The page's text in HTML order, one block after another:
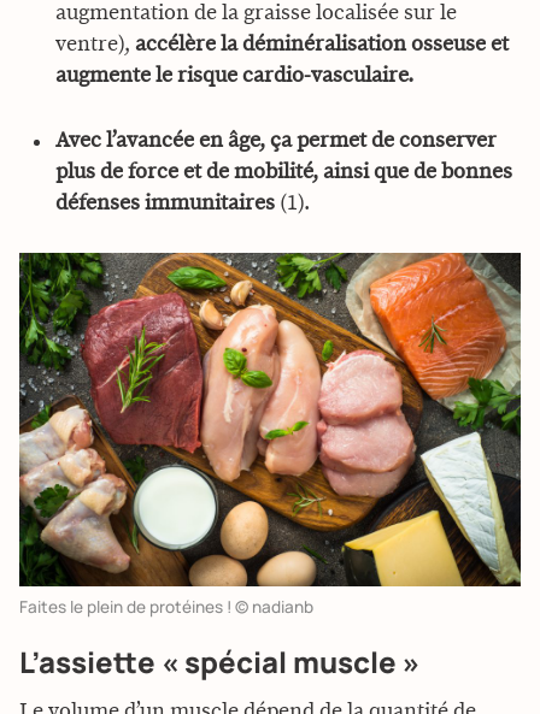
augmentation de la graisse localisée sur le
ventre), accélère la déminéralisation osseuse et
augmente le risque cardio-vasculaire.
Avec l’avancée en âge, ça permet de conserver
plus de force et de mobilité, ainsi que de bonnes
défenses immunitaires (1).
Faites le plein de protéines ! © nadianb
L’assiette « spécial muscle »